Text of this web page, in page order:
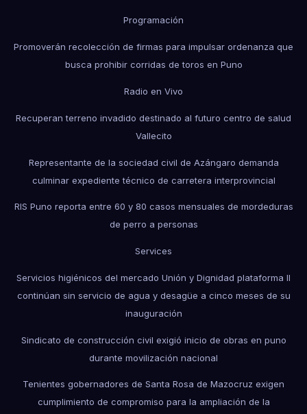
Programación
Promoverán recolección de firmas para impulsar ordenanza que
busca prohibir corridas de toros en Puno
Radio en Vivo
Recuperan terreno invadido destinado al futuro centro de salud
Vallecito
Representante de la sociedad civil de Azángaro demanda
culminar expediente técnico de carretera interprovincial
RIS Puno reporta entre 60 y 80 casos mensuales de mordeduras
de perro a personas
Services
Servicios higiénicos del mercado Unión y Dignidad plataforma II
continúan sin servicio de agua y desagüe a cinco meses de su
inauguración
Sindicato de construcción civil exigió inicio de obras en puno
durante movilización nacional
Tenientes gobernadores de Santa Rosa de Mazocruz exigen
cumplimiento de compromiso para la ampliación de la